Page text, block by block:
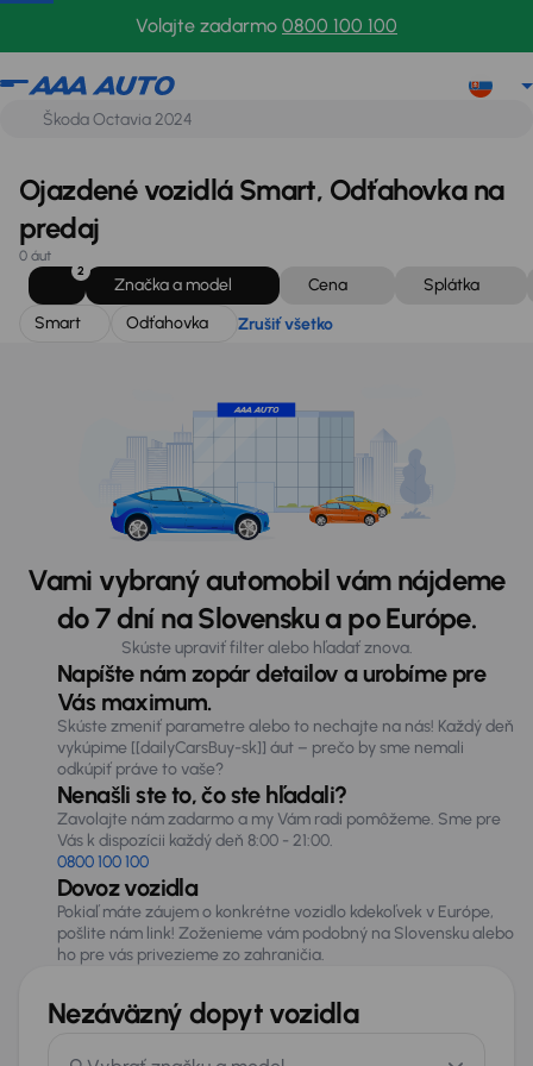
Volajte zadarmo 0800 100 100
Smart
Ojazdené vozidlá Smart, Odťahovka na
predaj
0 áut
2
Značka a model Cena
Splátka
Smart
Odťahovka Zrušiť všetko
Vami vybraný automobil vám nájdeme
do 7 dní na Slovensku a po Európe.
Skúste upraviť filter alebo hľadať znova.
Napíšte nám zopár detailov a urobíme pre
Vás maximum.
Skúste zmeniť parametre alebo to nechajte na nás! Každý deň
vykúpime [[dailyCarsBuy-sk]] áut – prečo by sme nemali
odkúpiť práve to vaše?
Nenašli ste to, čo ste hľadali?
Zavolajte nám zadarmo a my Vám radi pomôžeme. Sme pre
Vás k dispozícii každý deň 8:00 - 21:00.
0800 100 100
Dovoz vozidla
Pokiaľ máte záujem o konkrétne vozidlo kdekoľvek v Európe,
pošlite nám link! Zoženieme vám podobný na Slovensku alebo
ho pre vás privezieme zo zahraničia.
Nezáväzný dopyt vozidla